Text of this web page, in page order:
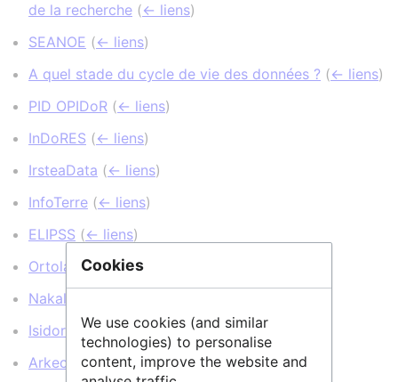
de la recherche (← liens)
SEANOE (← liens)
A quel stade du cycle de vie des données ? (← liens)
PID OPIDoR (← liens)
InDoRES (← liens)
IrsteaData (← liens)
InfoTerre (← liens)
ELIPSS (← liens)
Ortolang (← liens
Nakala
Isidore
(← liens )
ArkeoGIS (← liens)
Cookies
We use cookies (and similar
technologies) to personalise
content, improve the website and